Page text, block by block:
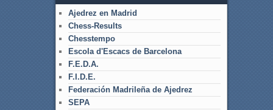
Ajedrez en Madrid
Chess-Results
Chesstempo
Escola d'Escacs de Barcelona
F.E.D.A.
F.I.D.E.
Federación Madrileña de Ajedrez
SEPA